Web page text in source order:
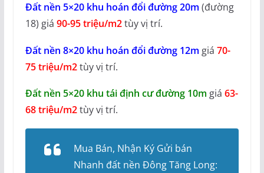
Đất nền 5×20 khu hoán đổi đường 20m (đường
18) giá 90-95 triệu/m2tùy vị trí.
Đất nền 8×20 khu hoán đổi đường 12m giá 70-
75 triệu/m2tùy vị trí.
Đất nền 5×20 khu tái định cư đường 10m giá 63-
68 triệu/m2tùy vị trí.
Mua Bán, Nhận Ký Gửi bán
Nhanh đất nền Đông Tăng Long: